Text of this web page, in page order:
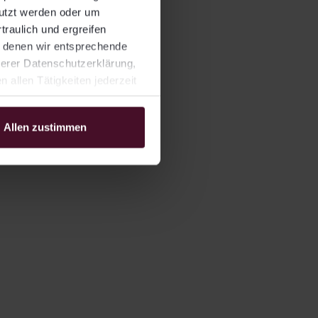
werden oder um
und ergreifen
wir entsprechende
Datenschutzerklärung,
allen Tätigkeiten jederzeit
Allen zustimmen